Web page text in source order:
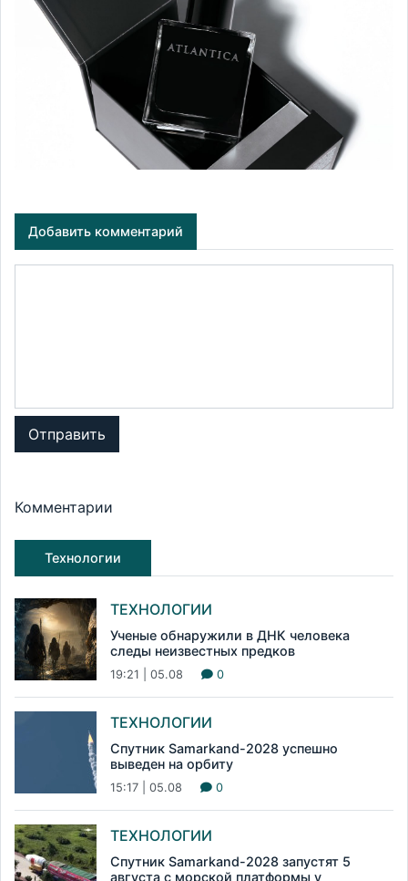
Добавить комментарий
Отправить
Комментарии
Технологии
ТЕХНОЛОГИИ
Ученые обнаружили в ДНК человека
следы неизвестных предков
19:21 | 05.08 0
ТЕХНОЛОГИИ
Спутник Samarkand-2028 успешно
выведен на орбиту
15:17 | 05.08 0
ТЕХНОЛОГИИ
Спутник Samarkand-2028 запустят 5
августа с морской платформы у